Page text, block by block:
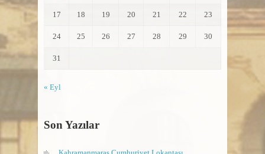
17 18 19 20 21 22 23
24 25 26 27 28 29 30
31
« Eyl
Son Yazılar